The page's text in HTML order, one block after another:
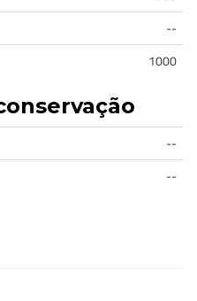
--
1000
--
--